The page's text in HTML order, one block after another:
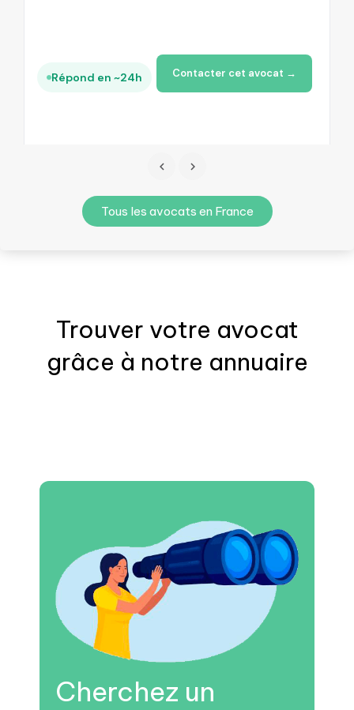
Répond en ~24h Contacter cet avocat →
Tous les avocats en France
Trouver votre avocat
grâce à notre annuaire
Cherchez un